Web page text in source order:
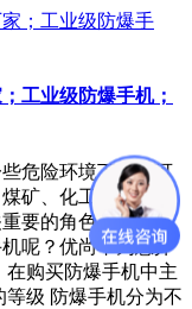
工业级防爆手机；
危险环境下必不可
矿、化工厂，还是
要的角色。那么如
呢？优尚丰为您介
购买防爆手机中主
级 防爆手机分为不